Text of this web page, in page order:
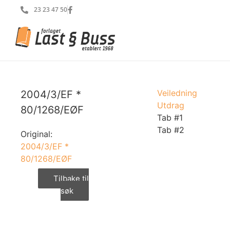
23 23 47 50
2004/3/EF *
80/1268/EØF
Original:
2004/3/EF *
80/1268/EØF
Tilbake til
søk
Veiledning
Utdrag
Tab #1
Tab #2